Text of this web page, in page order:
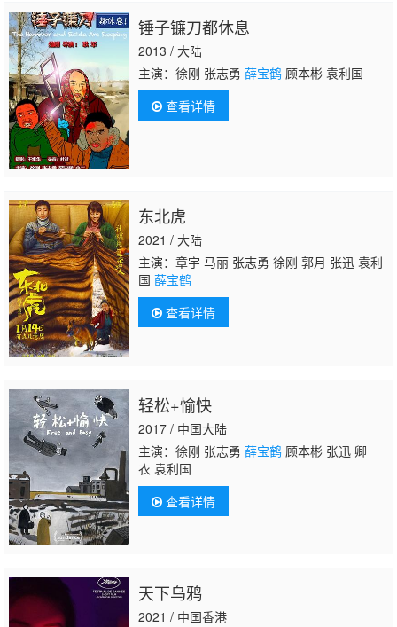
锤子镰刀都休息
2013 / 大陆
主演：徐刚 张志勇 薛宝鹤顾本彬 袁利国
查看详情
东北虎
2021 / 大陆
主演：章宇 马丽 张志勇 徐刚 郭月 张迅 袁利
国 薛宝鹤
查看详情
轻松+愉快
2017 / 中国大陆
主演：徐刚 张志勇 薛宝鹤顾本彬 张迅 卿
衣 袁利国
查看详情
天下乌鸦
2021 / 中国香港